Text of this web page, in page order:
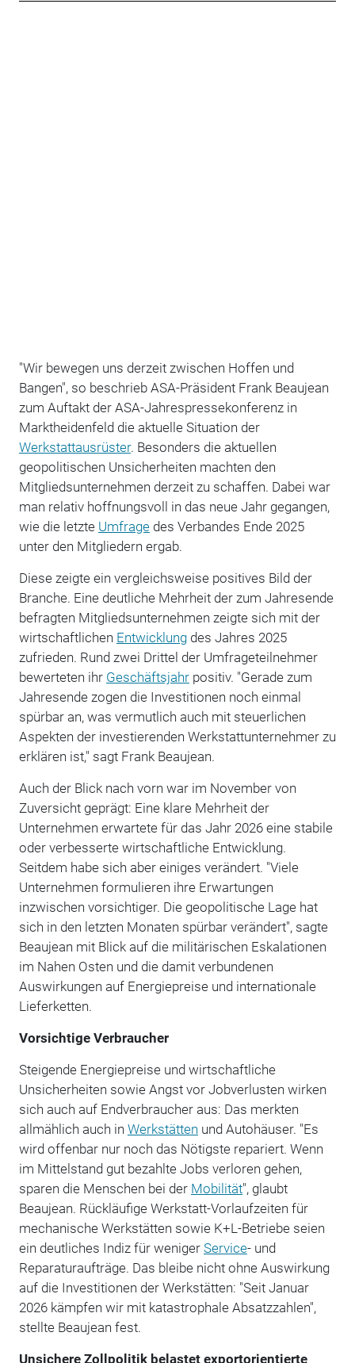
"Wir bewegen uns derzeit zwischen Hoffen und
Bangen", so beschrieb ASA-Präsident Frank Beaujean
zum Auftakt der ASA-Jahrespressekonferenz in
Marktheidenfeld die aktuelle Situation der
Werkstattausrüster. Besonders die aktuellen
geopolitischen Unsicherheiten machten den
Mitgliedsunternehmen derzeit zu schaffen. Dabei war
man relativ hoffnungsvoll in das neue Jahr gegangen,
wie die letzte Umfragedes Verbandes Ende 2025
unter den Mitgliedern ergab.
Diese zeigte ein vergleichsweise positives Bild der
Branche. Eine deutliche Mehrheit der zum Jahresende
befragten Mitgliedsunternehmen zeigte sich mit der
wirtschaftlichen Entwicklungdes Jahres 2025
zufrieden. Rund zwei Drittel der Umfrageteilnehmer
bewerteten ihr Geschäftsjahrpositiv. "Gerade zum
Jahresende zogen die Investitionen noch einmal
spürbar an, was vermutlich auch mit steuerlichen
Aspekten der investierenden Werkstattunternehmer zu
erklären ist," sagt Frank Beaujean.
Auch der Blick nach vorn war im November von
Zuversicht geprägt: Eine klare Mehrheit der
Unternehmen erwartete für das Jahr 2026 eine stabile
oder verbesserte wirtschaftliche Entwicklung.
Seitdem habe sich aber einiges verändert. "Viele
Unternehmen formulieren ihre Erwartungen
inzwischen vorsichtiger. Die geopolitische Lage hat
sich in den letzten Monaten spürbar verändert", sagte
Beaujean mit Blick auf die militärischen Eskalationen
im Nahen Osten und die damit verbundenen
Auswirkungen auf Energiepreise und internationale
Lieferketten.
Vorsichtige Verbraucher
Steigende Energiepreise und wirtschaftliche
Unsicherheiten sowie Angst vor Jobverlusten wirken
sich auch auf Endverbraucher aus: Das merkten
allmählich auch in Werkstätten und Autohäuser. "Es
wird offenbar nur noch das Nötigste repariert. Wenn
im Mittelstand gut bezahlte Jobs verloren gehen,
sparen die Menschen bei der Mobilität", glaubt
Beaujean. Rückläufige Werkstatt-Vorlaufzeiten für
mechanische Werkstätten sowie K+L-Betriebe seien
ein deutliches Indiz für weniger Service- und
Reparaturaufträge. Das bleibe nicht ohne Auswirkung
auf die Investitionen der Werkstätten: "Seit Januar
2026 kämpfen wir mit katastrophale Absatzzahlen",
stellte Beaujean fest.
Unsichere Zollpolitik belastet exportorientierte